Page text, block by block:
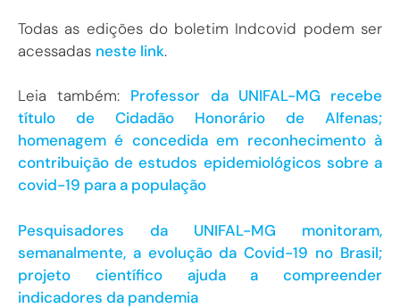
Todas as edições do boletim Indcovid podem ser
acessadas neste link.
Leia também: Professor da UNIFAL-MG recebe
título de Cidadão Honorário de Alfenas;
homenagem é concedida em reconhecimento à
contribuição de estudos epidemiológicos sobre a
covid-19 para a população
Pesquisadores da UNIFAL-MG monitoram,
semanalmente, a evolução da Covid-19 no Brasil;
projeto científico ajuda a compreender
indicadores da pandemia